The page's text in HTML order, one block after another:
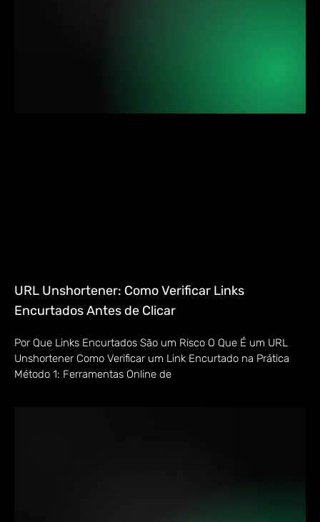
URL Unshortener: Como Verificar Links
Encurtados Antes de Clicar
Por Que Links Encurtados São um Risco O Que É um URL
Unshortener Como Verificar um Link Encurtado na Prática
Método 1: Ferramentas Online de